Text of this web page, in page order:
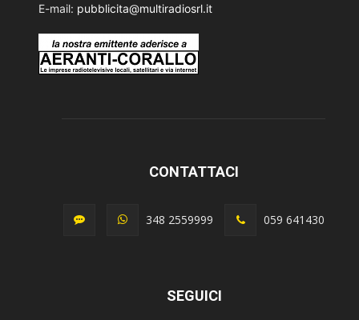
E-mail: pubblicita@multiradiosrl.it
CONTATTACI
348 2559999 059 641430
SEGUICI